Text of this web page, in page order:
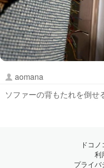
aomana
ソファーの背もたれを倒
ドコ
利
プライバ